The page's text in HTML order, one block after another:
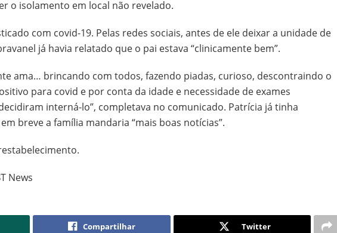
o isolamento em local não revelado.
com covid-19. Pelas redes sociais, antes de ele deixar a unidade de
já havia relatado que o pai estava “clinicamente bem”.
ama… brincando com todos, fazendo piadas, curioso, descontraindo o
para covid e por conta da idade e necessidade de exames
interná-lo”, completava no comunicado. Patrícia já tinha
breve a família mandaria “mais boas notícias”.
News
Compartilhar Twitter